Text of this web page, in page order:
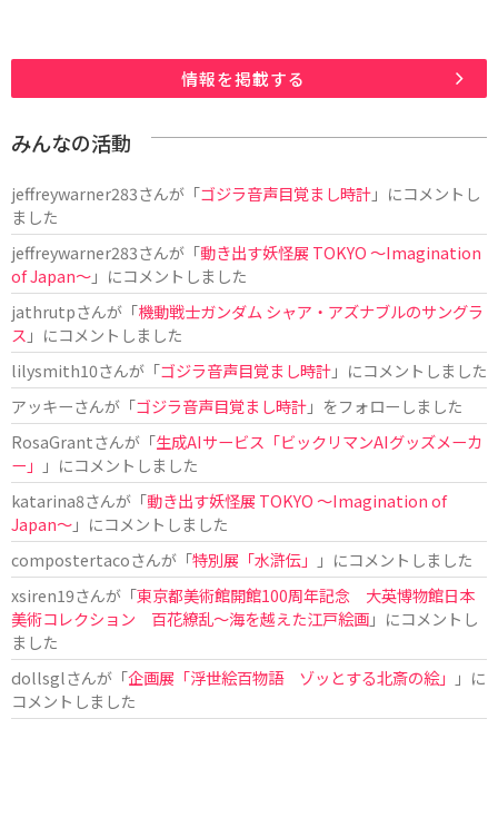
情報を掲載する
みんなの活動
jeffreywarner283さんが「ゴジラ音声目覚まし時計」にコメントし
ました
jeffreywarner283さんが「動き出す妖怪展 TOKYO 〜Imagination
of Japan〜」にコメントしました
jathrutpさんが「機動戦士ガンダム シャア・アズナブルのサングラ
ス 」にコメントしました
lilysmith10さんが「ゴジラ音声目覚まし時計」にコメントしました
アッキーさんが「ゴジラ音声目覚まし時計」をフォローしました
RosaGrantさんが「生成AIサービス「ビックリマンAIグッズメーカ
ー」
」にコメントしました
katarina8さんが「動き出す妖怪展 TOKYO 〜Imagination of
Japan〜」にコメントしました
compostertacoさんが「特別展「水滸伝」
」にコメントしました
xsiren19さんが「東京都美術館開館100周年記念 大英博物館日本
美術コレクション 百花繚乱～海を越えた江戸絵画」にコメントし
ました
dollsglさんが「企画展「浮世絵百物語 ゾッとする北斎の絵」
」に
コメントしました